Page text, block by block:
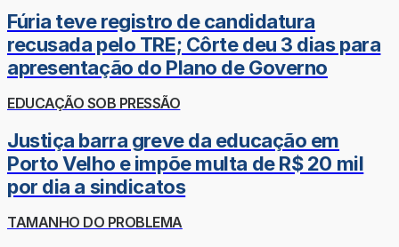
Fúria teve registro de candidatura
recusada pelo TRE; Côrte deu 3 dias para
apresentação do Plano de Governo
EDUCAÇÃO SOB PRESSÃO
Justiça barra greve da educação em
Porto Velho e impõe multa de R$ 20 mil
por dia a sindicatos
TAMANHO DO PROBLEMA